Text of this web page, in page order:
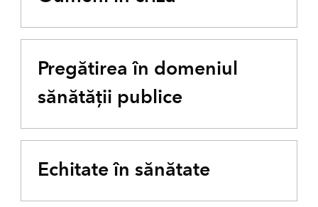
Pregătirea în domeniul
sănătății publice
Echitate în sănătate